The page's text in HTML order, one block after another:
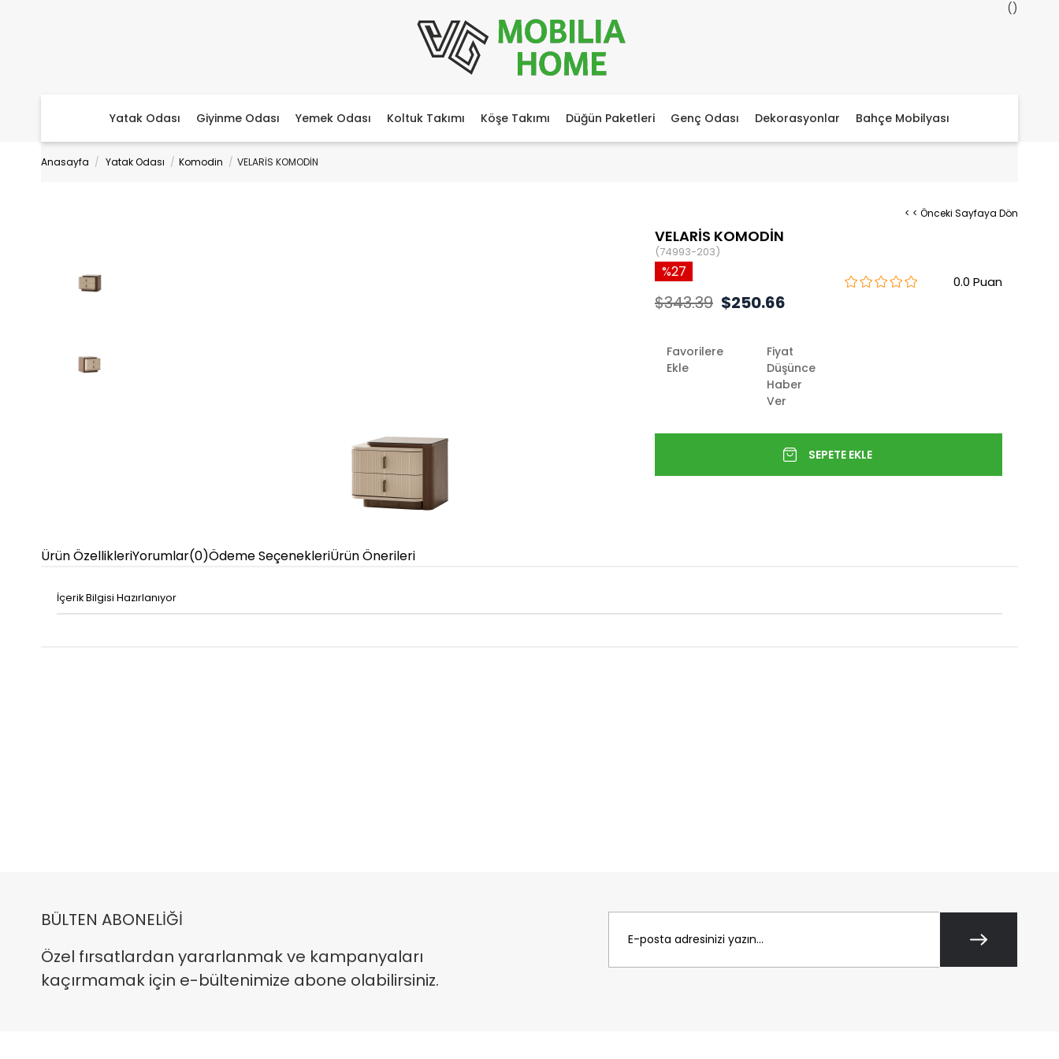
Yatak Odası Giyinme Odası Yemek Odası Koltuk Takımı Köşe Takımı Düğün Paketleri Genç Odası Dekorasyonlar Bahçe Mobilyası
Anasayfa Yatak Odası Komodin VELARİS KOMODİN
< < Önceki Sayfaya Dön
VELARİS KOMODİN
(74993-203)
0.0
27
$343.39 $250.66
Favorilere
Ekle
Fiyat
Düşünce
Haber
Ver
Ürün ÖzellikleriYorumlar(0)Ödeme SeçenekleriÜrün Önerileri
İçerik Bilgisi Hazırlanıyor
BÜLTEN ABONELİĞİ
Özel fırsatlardan yararlanmak ve kampanyaları
kaçırmamak için e-bültenimize abone olabilirsiniz.